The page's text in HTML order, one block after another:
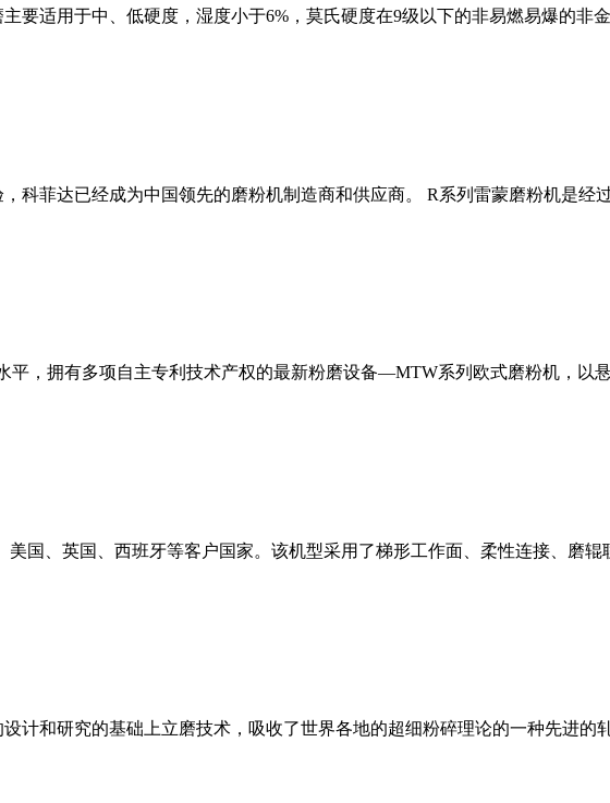
要适用于中、低硬度，湿度小于6%，莫氏硬度在9级以下的非易燃易爆的非
科菲达已经成为中国领先的磨粉机制造商和供应商。 R系列雷蒙磨粉机是经
，拥有多项自主专利技术产权的最新粉磨设备—MTW系列欧式磨粉机，以
国、英国、西班牙等客户国家。该机型采用了梯形工作面、柔性连接、磨
计和研究的基础上立磨技术，吸收了世界各地的超细粉碎理论的一种先进的